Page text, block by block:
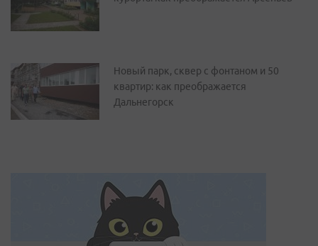
Новый парк, сквер с фонтаном и 50
квартир: как преображается
Дальнегорск